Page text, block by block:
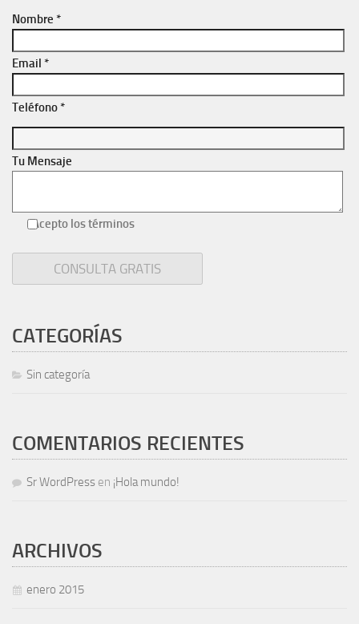
Nombre *
Email *
Teléfono *
Tu Mensaje
Acepto los términos
CATEGORÍAS
Sin categoría
COMENTARIOS RECIENTES
Sr WordPress en ¡Hola mundo!
ARCHIVOS
enero 2015